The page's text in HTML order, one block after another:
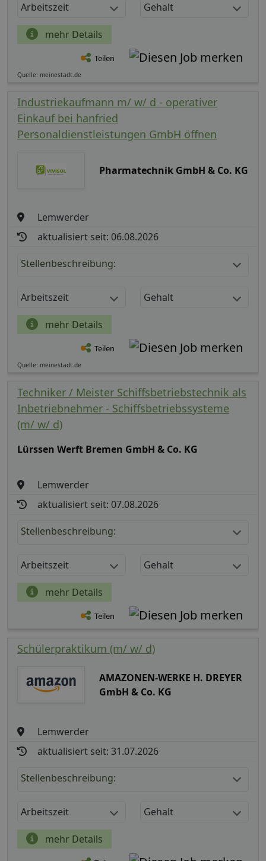
Arbeitszeit Gehalt
mehr Details
Teilen
Quelle: meinestadt.de
Industriekaufmann m/ w/ d - operativer
Einkauf bei hanfried
Personaldienstleistungen GmbH öffnen
Pharmatechnik GmbH & Co. KG
Lemwerder
aktualisiert seit: 06.08.2026
Stellenbeschreibung:
Arbeitszeit Gehalt
mehr Details
Teilen
Quelle: meinestadt.de
Techniker / Meister Schiffsbetriebstechnik als
Inbetriebnehmer - Schiffsbetriebssysteme
(m/ w/ d)
Lürssen Werft Bremen GmbH & Co. KG
Lemwerder
aktualisiert seit: 07.08.2026
Stellenbeschreibung:
Arbeitszeit Gehalt
mehr Details
Teilen
Schülerpraktikum (m/ w/ d)
AMAZONEN-WERKE H. DREYER
GmbH & Co. KG
Lemwerder
aktualisiert seit: 31.07.2026
Stellenbeschreibung:
Arbeitszeit Gehalt
mehr Details